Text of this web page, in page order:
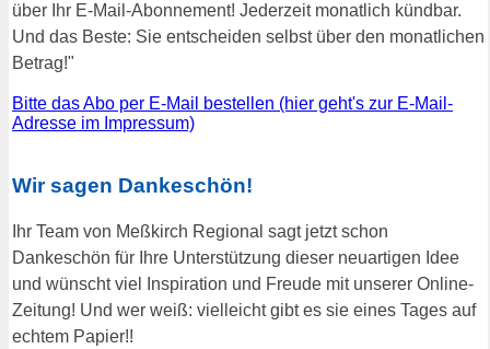
über Ihr E-Mail-Abonnement! Jederzeit monatlich kündbar.
Und das Beste: Sie entscheiden selbst über den monatlichen
Betrag!"
Bitte das Abo per E-Mail bestellen (hier geht's zur E-Mail-
Adresse im Impressum)
Wir sagen Dankeschön!
Ihr Team von Meßkirch Regional sagt jetzt schon
Dankeschön für Ihre Unterstützung dieser neuartigen Idee
und wünscht viel Inspiration und Freude mit unserer Online-
Zeitung! Und wer weiß: vielleicht gibt es sie eines Tages auf
echtem Papier!!